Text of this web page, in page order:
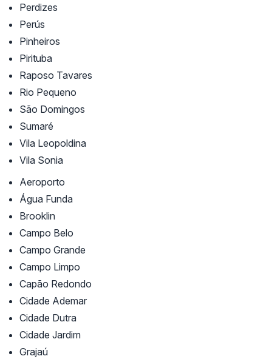
Perdizes
Perús
Pinheiros
Pirituba
Raposo Tavares
Rio Pequeno
São Domingos
Sumaré
Vila Leopoldina
Vila Sonia
Aeroporto
Água Funda
Brooklin
Campo Belo
Campo Grande
Campo Limpo
Capão Redondo
Cidade Ademar
Cidade Dutra
Cidade Jardim
Grajaú